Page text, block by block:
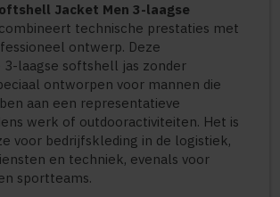
Jacket Men 3-laagse
combineert technische prestaties met
ontwerp. Deze
3-laagse softshell jas zonder
ontworpen voor mannen die
aan een representatieve
werk of outdooractiviteiten. Het is
voor bedrijfskleding in de logistiek,
en techniek, evenals voor
sportteams.